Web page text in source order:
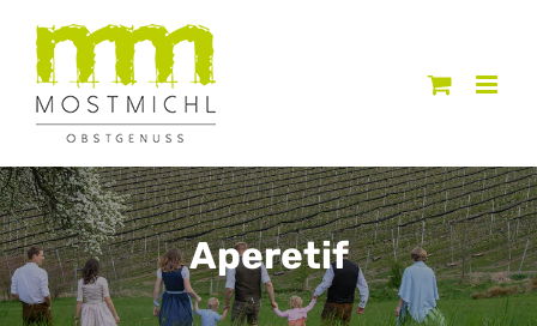
Zum
Inhalt
springen
Aperetif